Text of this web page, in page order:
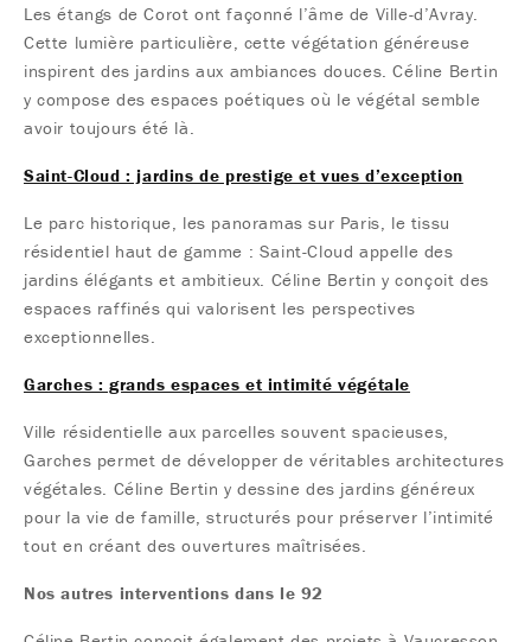
Les étangs de Corot ont façonné l’âme de Ville-d’Avray.
Cette lumière particulière, cette végétation généreuse
inspirent des jardins aux ambiances douces. Céline Bertin
y compose des espaces poétiques où le végétal semble
avoir toujours été là.
Saint-Cloud : jardins de prestige et vues d’exception
Le parc historique, les panoramas sur Paris, le tissu
résidentiel haut de gamme : Saint-Cloud appelle des
jardins élégants et ambitieux. Céline Bertin y conçoit des
espaces raffinés qui valorisent les perspectives
exceptionnelles.
Garches : grands espaces et intimité végétale
Ville résidentielle aux parcelles souvent spacieuses,
Garches permet de développer de véritables architectures
végétales. Céline Bertin y dessine des jardins généreux
pour la vie de famille, structurés pour préserver l’intimité
tout en créant des ouvertures maîtrisées.
Nos autres interventions dans le 92